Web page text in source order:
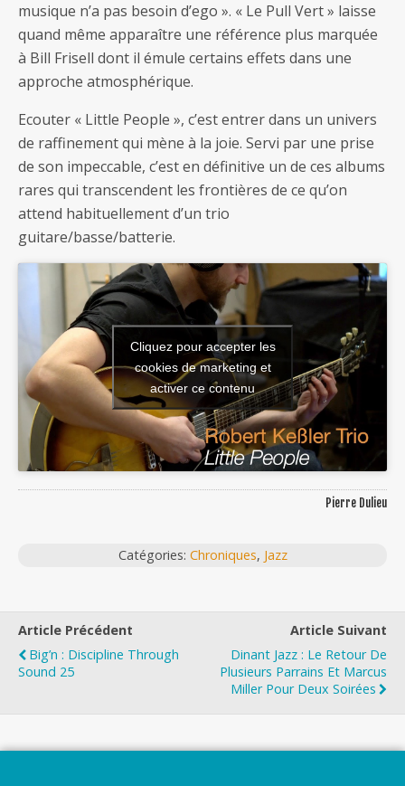
musique n’a pas besoin d’ego ». « Le Pull Vert » laisse
quand même apparaître une référence plus marquée
à Bill Frisell dont il émule certains effets dans une
approche atmosphérique.
Ecouter « Little People », c’est entrer dans un univers
de raffinement qui mène à la joie. Servi par une prise
de son impeccable, c’est en définitive un de ces albums
rares qui transcendent les frontières de ce qu’on
attend habituellement d’un trio
guitare/basse/batterie.
Cliquez pour accepter les
cookies de marketing et
activer ce contenu
Pierre Dulieu
Catégories: Chroniques, Jazz
Article Précédent
Big’n : Discipline Through
Sound 25
Article Suivant
Dinant Jazz : Le Retour De
Plusieurs Parrains Et Marcus
Miller Pour Deux Soirées